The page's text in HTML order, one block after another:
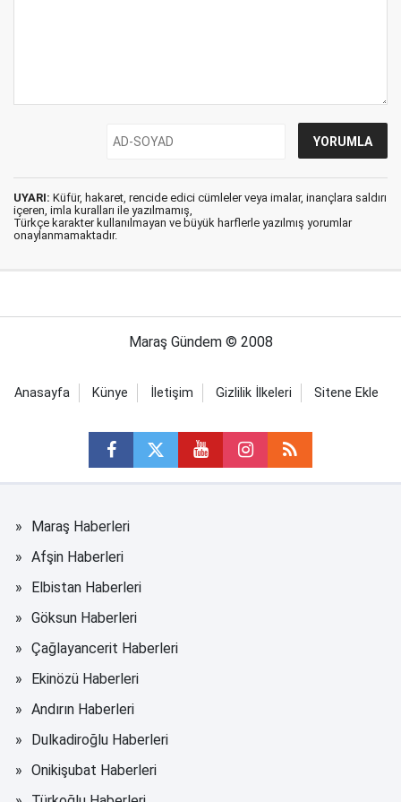
UYARI: Küfür, hakaret, rencide edici cümleler veya imalar, inançlara saldırı
içeren, imla kuralları ile yazılmamış,
Türkçe karakter kullanılmayan ve büyük harflerle yazılmış yorumlar
onaylanmamaktadır.
Maraş Gündem © 2008
Anasayfa Künye İletişim Gizlilik İlkeleri Sitene Ekle
Maraş Haberleri
Afşin Haberleri
Elbistan Haberleri
Göksun Haberleri
Çağlayancerit Haberleri
Ekinözü Haberleri
Andırın Haberleri
Dulkadiroğlu Haberleri
Onikişubat Haberleri